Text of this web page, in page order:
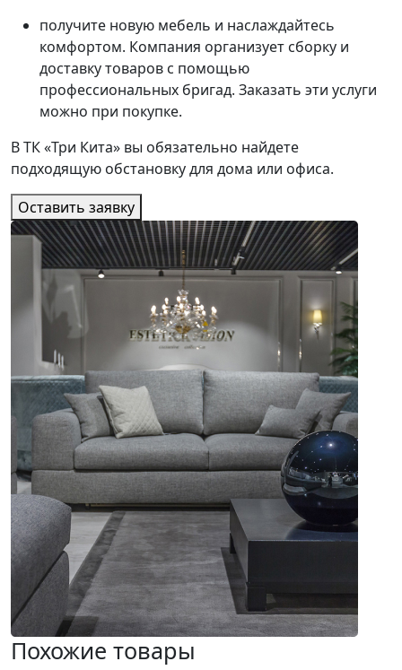
получите новую мебель и наслаждайтесь
комфортом. Компания организует сборку и
доставку товаров с помощью
профессиональных бригад. Заказать эти услуги
можно при покупке.
В ТК «Три Кита» вы обязательно найдете
подходящую обстановку для дома или офиса.
Оставить заявку
Похожие товары